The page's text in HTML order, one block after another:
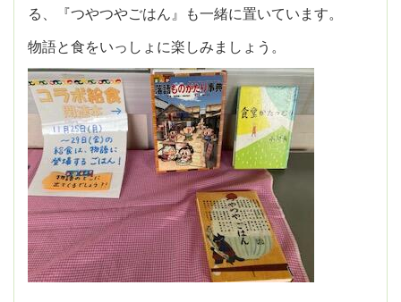
る、『つやつやごはん』も一緒に置いています。
物語と食をいっしょに楽しみましょう。